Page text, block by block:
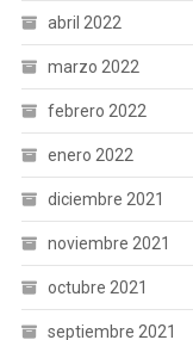
abril 2022
marzo 2022
febrero 2022
enero 2022
diciembre 2021
noviembre 2021
octubre 2021
septiembre 2021